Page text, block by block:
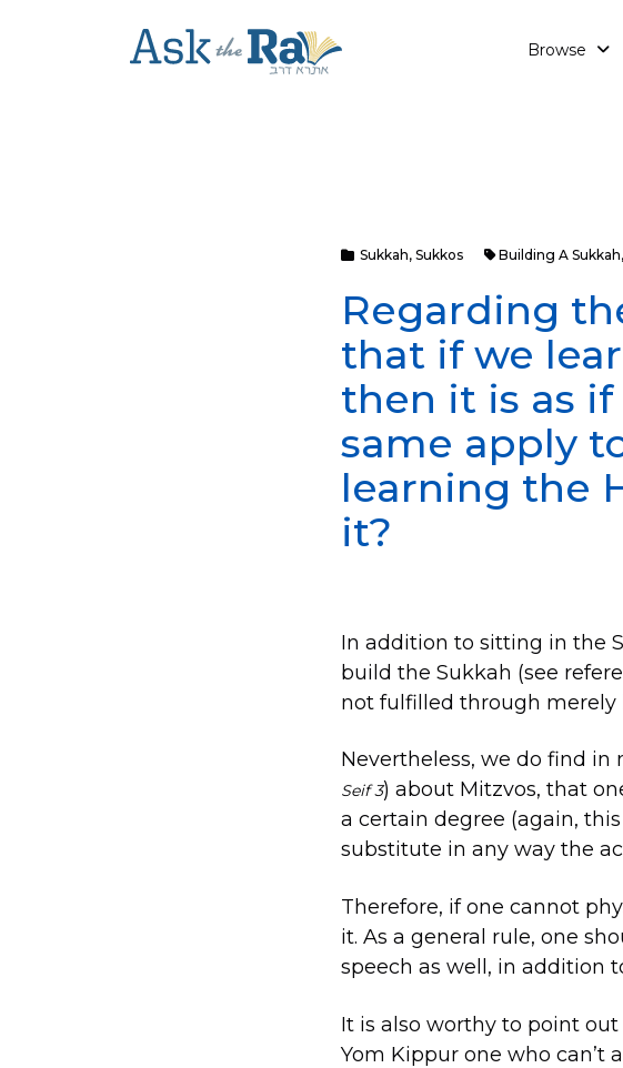
Browse
Sukkah, Sukkos Building A Sukkah,
Regarding
that if we
then it is as
same apply
learning the
it?
In addition to sitting in the
build the Sukkah (see
not fulfilled through merely
Nevertheless, we do find in
Seif 3) about Mitzvos, that
a certain degree (again,
substitute in any way the
Therefore, if one cannot
it. As a general rule, one
speech as well, in addition
It is also worthy to point
Yom Kippur one who